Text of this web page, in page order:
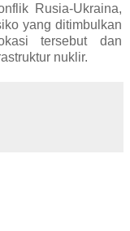
Rusia-Ukraina,
yang ditimbulkan
tersebut dan
nuklir.